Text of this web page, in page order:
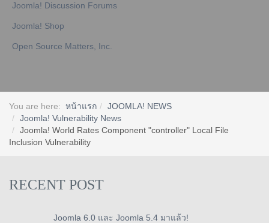
Joomla! Discussion Forums
Joomla! Shop
Open Source Matters, Inc.
You are here: หน้าแรก
JOOMLA! NEWS
Joomla! Vulnerability News
Joomla! World Rates Component "controller" Local File
Inclusion Vulnerability
RECENT POST
Joomla 6.0 และ Joomla 5.4 มาแล้ว!